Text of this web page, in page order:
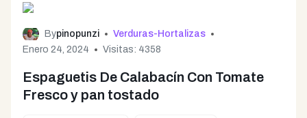
Bypinopunzi
Verduras-Hortalizas
Enero 24, 2024
Visitas: 4358
Espaguetis De Calabacín Con Tomate
Fresco y pan tostado